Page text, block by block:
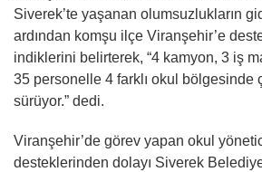
Siverek’te yaşanan olumsuzlukların
ardından komşu ilçe Viranşehir’e
indiklerini belirterek, “4 kamyon, 3 iş
35 personelle 4 farklı okul bölgesinde
sürüyor.” dedi.
Viranşehir’de görev yapan okul
desteklerinden dolayı Siverek